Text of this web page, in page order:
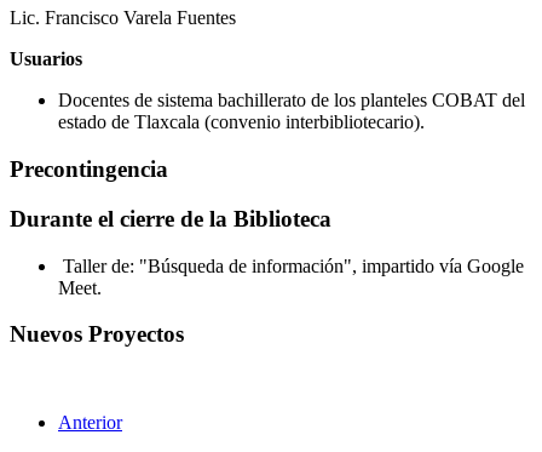
Lic. Francisco Varela Fuentes
Usuarios
Docentes de sistema bachillerato de los planteles COBAT del
estado de Tlaxcala (convenio interbibliotecario).
Precontingencia
Durante el cierre de la Biblioteca
Taller de: "Búsqueda de información", impartido vía Google
Meet.
Nuevos Proyectos
Anterior